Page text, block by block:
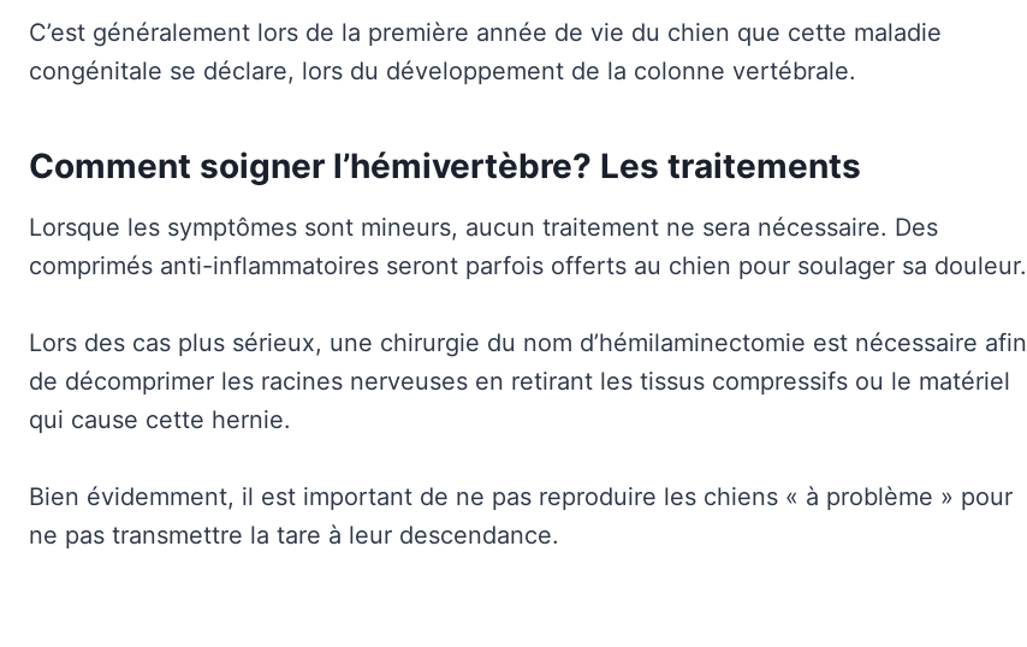
C’est généralement lors de la première année de vie du chien que cette maladie
congénitale se déclare, lors du développement de la colonne vertébrale.
Comment soigner l’hémivertèbre? Les traitements
Lorsque les symptômes sont mineurs, aucun traitement ne sera nécessaire. Des
comprimés anti-inflammatoires seront parfois offerts au chien pour soulager sa douleur.
Lors des cas plus sérieux, une chirurgie du nom d’hémilaminectomie est nécessaire afin
de décomprimer les racines nerveuses en retirant les tissus compressifs ou le matériel
qui cause cette hernie.
Bien évidemment, il est important de ne pas reproduire les chiens « à problème » pour
ne pas transmettre la tare à leur descendance.